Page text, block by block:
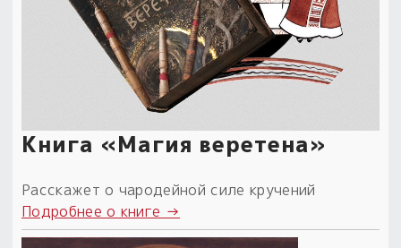
Книга «Магия веретена»
Расскажет о чародейной силе кручений
Подробнее о книге →